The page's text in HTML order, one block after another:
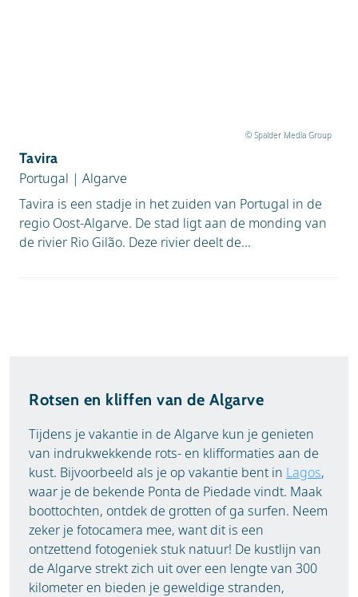
© Spalder Media Group
Tavira
Portugal | Algarve
Tavira is een stadje in het zuiden van Portugal in de
regio Oost-Algarve. De stad ligt aan de monding van
de rivier Rio Gilão. Deze rivier deelt de...
Rotsen en kliffen van de Algarve
Tijdens je vakantie in de Algarve kun je genieten
van indrukwekkende rots- en klifformaties aan de
kust. Bijvoorbeeld als je op vakantie bent in Lagos,
waar je de bekende Ponta de Piedade vindt. Maak
boottochten, ontdek de grotten of ga surfen. Neem
zeker je fotocamera mee, want dit is een
ontzettend fotogeniek stuk natuur! De kustlijn van
de Algarve strekt zich uit over een lengte van 300
kilometer en bieden je geweldige stranden,